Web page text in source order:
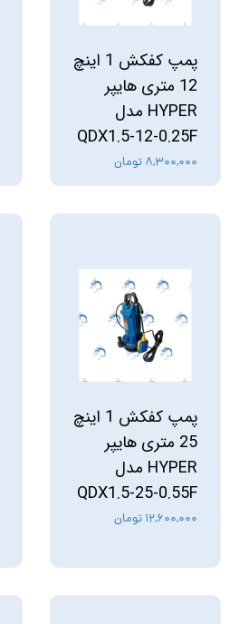
پمپ کفکش 1 اینچ
12 متری هایپر
HYPER مدل
QDX1.5-12-0.25F
۸,۳۰۰,۰۰۰ تومان
پمپ کفکش 1 اینچ
25 متری هایپر
HYPER مدل
QDX1.5-25-0.55F
۱۲,۶۰۰,۰۰۰ تومان